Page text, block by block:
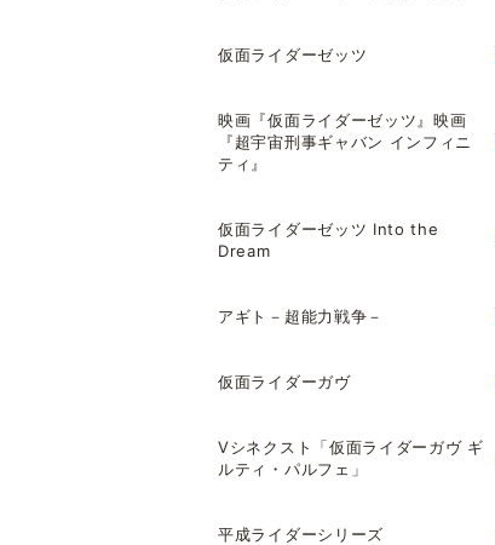
仮面ライダーゼッツ
映画『仮面ライダーゼッツ』映画
『超宇宙刑事ギャバン インフィニ
ティ』
仮面ライダーゼッツ Into the
Dream
アギト－超能力戦争－
仮面ライダーガヴ
Vシネクスト「仮面ライダーガヴ ギ
ルティ・パルフェ」
平成ライダーシリーズ